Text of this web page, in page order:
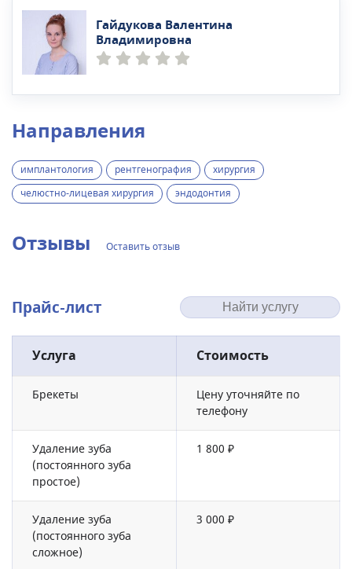
Гайдукова Валентина
Владимировна
Направления
имплантология рентгенография
хирургия
челюстно-лицевая хирургия
эндодонтия
Отзывы Оставить отзыв
Прайс-лист
Услуга Стоимость
Брекеты
Цену уточняйте по
телефону
Удаление зуба
(постоянного зуба
простое)
1 800 ₽
Удаление зуба
(постоянного зуба
сложное)
3 000 ₽